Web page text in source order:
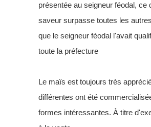
présentée au seigneur féodal, ce
saveur surpasse toutes les
que le seigneur féodal l'avait
toute la préfecture
Le maïs est toujours très
différentes ont été
formes intéressantes. À titre